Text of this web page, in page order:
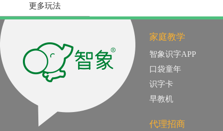
更多玩法
家庭教学
智象识字APP
口袋童年
识字卡
早教机
代理招商